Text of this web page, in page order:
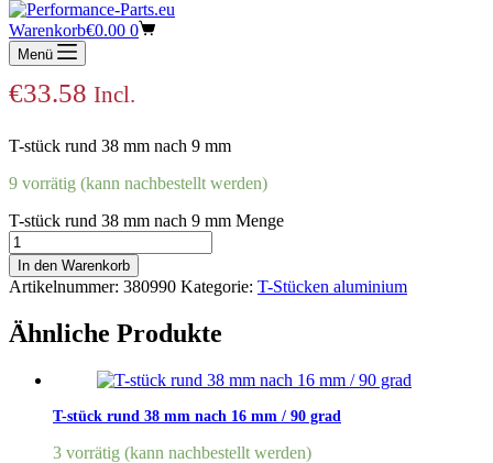
Warenkorb€0.00 0
Menü
T-stück rund 38 mm nach 9 mm
€33.58 Incl.
T-stück rund 38 mm nach 9 mm
9 vorrätig (kann nachbestellt werden)
T-stück rund 38 mm nach 9 mm Menge
In den Warenkorb
Artikelnummer: 380990 Kategorie: T-Stücken aluminium
Ähnliche Produkte
T-stück rund 38 mm nach 16 mm / 90 grad
3 vorrätig (kann nachbestellt werden)